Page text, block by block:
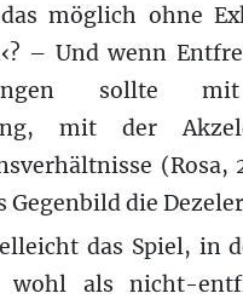
möglich ohne
– Und wenn
sollte
mit der
(Rosa,
Gegenbild die
das Spiel, in
als nicht-